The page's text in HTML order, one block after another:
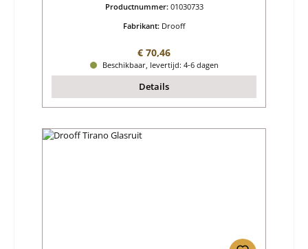
Productnummer: 01030733
Fabrikant: Drooff
Normale prijs:
€ 70,46
Beschikbaar, levertijd: 4-6 dagen
Details